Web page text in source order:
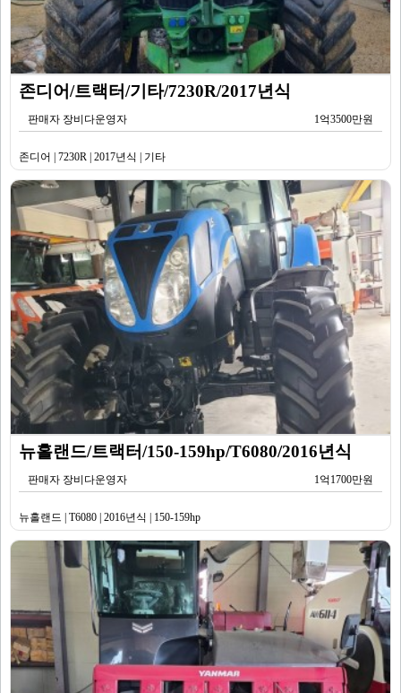
존디어/트랙터/기타/7230R/2017년식
판매자 장비다운영자 1억3500만원
존디어 | 7230R | 2017년식 | 기타
뉴홀랜드/트랙터/150-159hp/T6080/2016년식
판매자 장비다운영자 1억1700만원
뉴홀랜드 | T6080 | 2016년식 | 150-159hp